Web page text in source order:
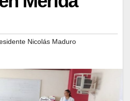
Nicolás Maduro